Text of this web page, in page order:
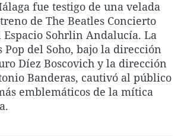
La rosa de los vientos
Gente viajera
Como el perro y el
Caso
Retornados
Equipo de
Operación Viuda
Extremadura
Galicia
La Rioja
Navarra
País Vasco
Virales
Televisión
Elecciones
fue testigo de una velada
de The Beatles Concierto
Sohrlin Andalucía. La
Pop del Soho, bajo la dirección
Díez Boscovich y la dirección
Banderas, cautivó al público
emblemáticos de la mítica